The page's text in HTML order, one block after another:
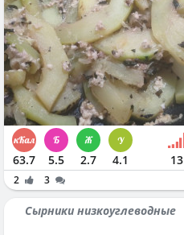
63.7 5.5 2.7 4.1 13
2 3
Сырники низкоуглеводные